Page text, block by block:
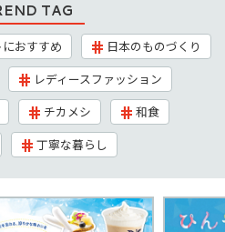
TAG
おすすめ
日本のものづくり
レディースファッション
チカメシ
和食
丁寧な暮らし